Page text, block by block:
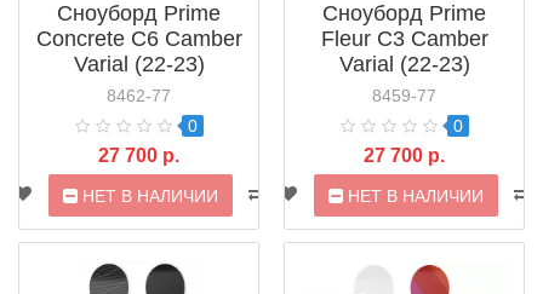
Сноуборд Prime
Concrete C6 Camber
Varial (22-23)
8462-77
0
27 700 р.
НЕТ В НАЛИЧИИ
Сноуборд Prime
Fleur C3 Camber
Varial (22-23)
8459-77
0
27 700 р.
НЕТ В НАЛИЧИИ